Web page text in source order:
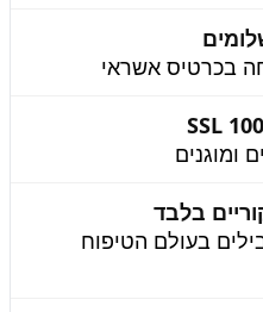
בכרטיס אשראי
ומוגנים
בלבד
בעולם הטיפוח